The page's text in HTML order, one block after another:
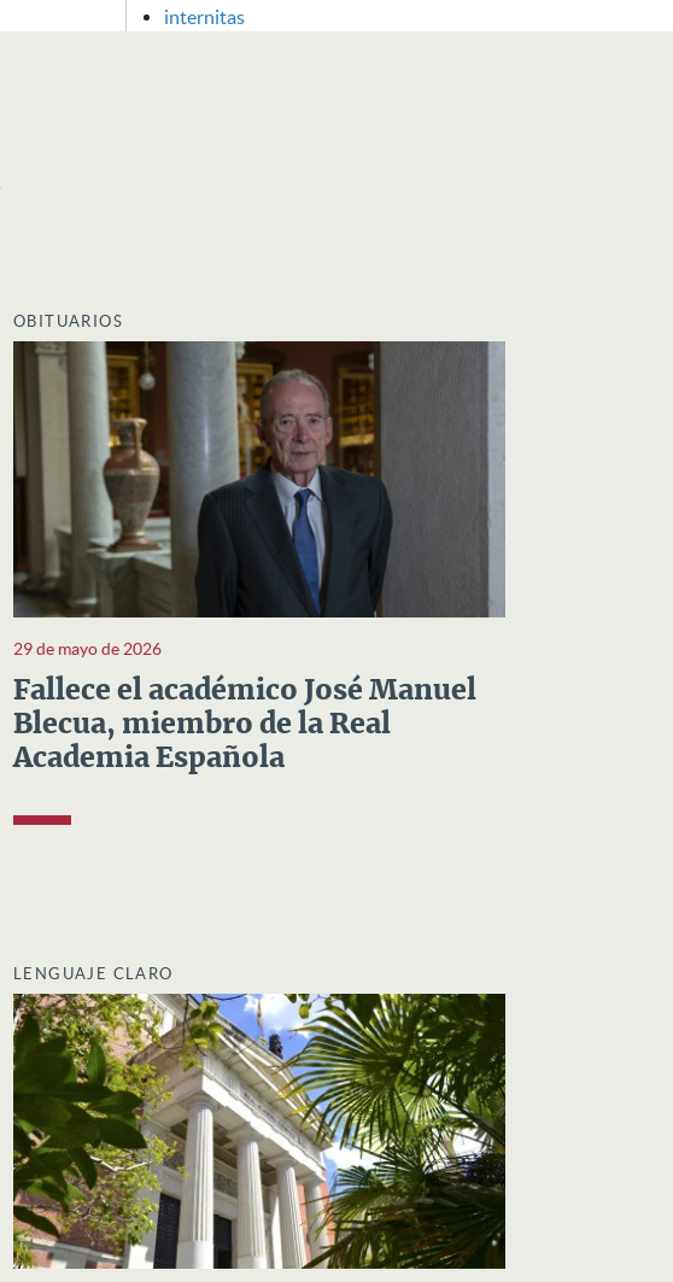
internitas
OBITUARIOS
29 de mayo de 2026
Fallece el académico José Manuel
Blecua, miembro de la Real
Academia Española
LENGUAJE CLARO